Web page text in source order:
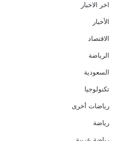
اخر الاخبار
الأخبار
الاقتصاد
الرياضة
السعودية
تكنولوجيا
رياضات أخرى
رياضة